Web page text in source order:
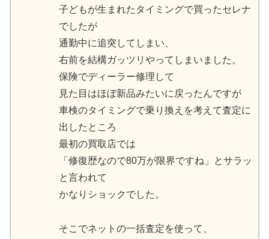
子どもが生まれたタイミングで買ったセレナ
でしたが
通勤中に追突してしまい、
右前を結構ガッツリやってしまいました。
保険でディーラー修理して
見た目はほぼ新品みたいに戻ったんですが
車検のタイミングで乗り換えを考えて査定に
出したところ
最初の買取店では
「修復歴なので80万が限界ですね」とサラッ
と言われて
かなりショックでした。
そこでネットの一括査定を使って、